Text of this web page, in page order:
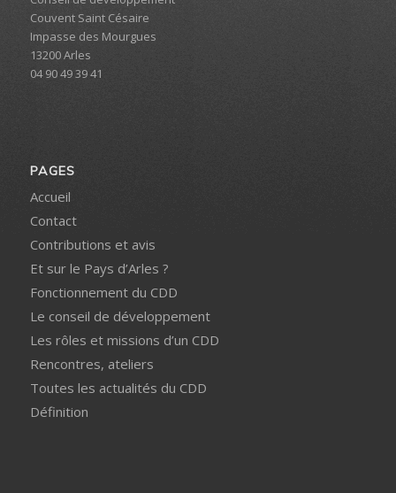
Couvent Saint Césaire
Impasse des Mourgues
13200 Arles
04 90 49 39 41
PAGES
Accueil
Contact
Contributions et avis
Et sur le Pays d’Arles ?
Fonctionnement du CDD
Le conseil de développement
Les rôles et missions d’un CDD
Rencontres, ateliers
Toutes les actualités du CDD
Définition